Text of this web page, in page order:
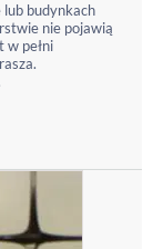
budynkach
nie pojawią
w pełni